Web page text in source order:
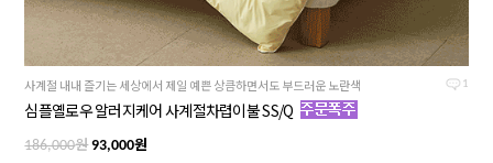
1
사계절 내내 즐기는 세상에서 제일 예쁜 상큼하면서도 부드러운 노란색
심플옐로우 알러지케어 사계절차렵이불 SS/Q
186,000원93,000원